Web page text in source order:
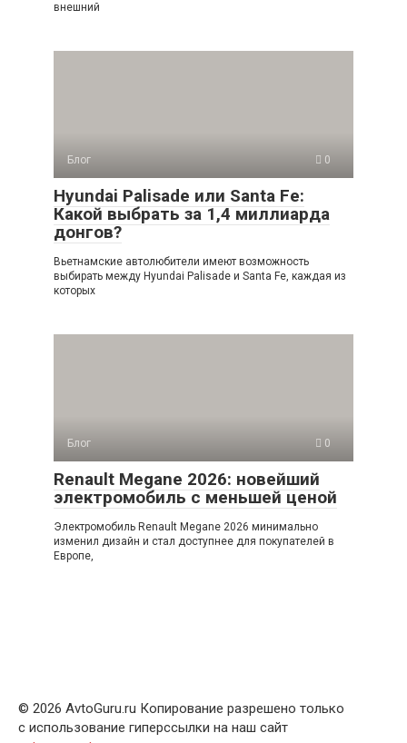
внешний
Блог 0
Hyundai Palisade или Santa Fe:
Какой выбрать за 1,4 миллиарда
донгов?
Вьетнамские автолюбители имеют возможность
выбирать между Hyundai Palisade и Santa Fe, каждая из
которых
Блог 0
Renault Megane 2026: новейший
электромобиль с меньшей ценой
Электромобиль Renault Megane 2026 минимально
изменил дизайн и стал доступнее для покупателей в
Европе,
© 2026 AvtoGuru.ru Копирование разрешено только
с использование гиперссылки на наш сайт